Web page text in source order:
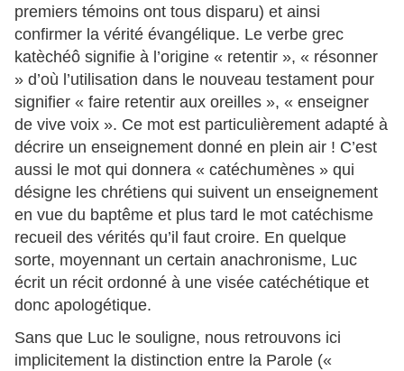
premiers témoins ont tous disparu) et ainsi
confirmer la vérité évangélique. Le verbe grec
katèchéô signifie à l’origine « retentir », « résonner
» d’où l’utilisation dans le nouveau testament pour
signifier « faire retentir aux oreilles », « enseigner
de vive voix ». Ce mot est particulièrement adapté à
décrire un enseignement donné en plein air ! C’est
aussi le mot qui donnera « catéchumènes » qui
désigne les chrétiens qui suivent un enseignement
en vue du baptême et plus tard le mot catéchisme
recueil des vérités qu’il faut croire. En quelque
sorte, moyennant un certain anachronisme, Luc
écrit un récit ordonné à une visée catéchétique et
donc apologétique.
Sans que Luc le souligne, nous retrouvons ici
implicitement la distinction entre la Parole («